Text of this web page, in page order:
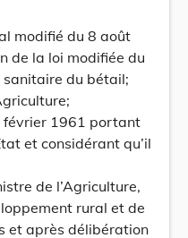
modifié du 8 août
de la loi modifiée du
du bétail;
février 1961 portant
et considérant qu’il
de l’Agriculture,
rural et de
et après délibération